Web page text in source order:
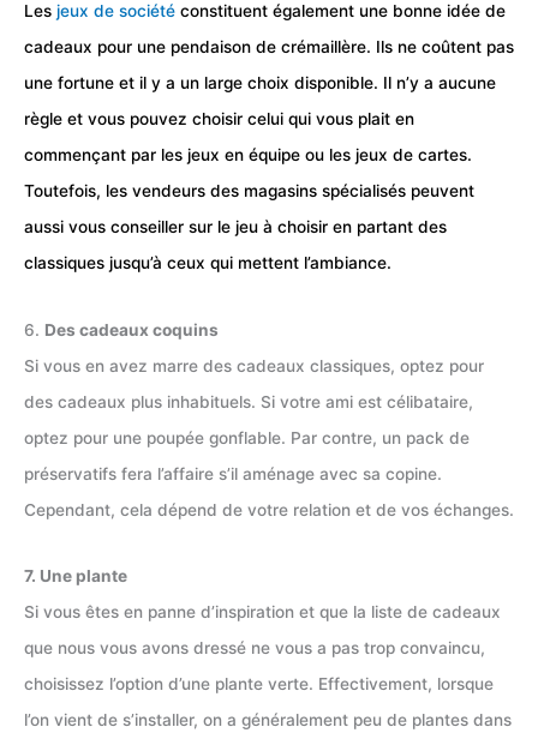
Les jeux de société constituent également une bonne idée de
cadeaux pour une pendaison de crémaillère. Ils ne coûtent pas
une fortune et il y a un large choix disponible. Il n’y a aucune
règle et vous pouvez choisir celui qui vous plait en
commençant par les jeux en équipe ou les jeux de cartes.
Toutefois, les vendeurs des magasins spécialisés peuvent
aussi vous conseiller sur le jeu à choisir en partant des
classiques jusqu’à ceux qui mettent l’ambiance.
6. Des cadeaux coquins
Si vous en avez marre des cadeaux classiques, optez pour
des cadeaux plus inhabituels. Si votre ami est célibataire,
optez pour une poupée gonflable. Par contre, un pack de
préservatifs fera l’affaire s’il aménage avec sa copine.
Cependant, cela dépend de votre relation et de vos échanges.
7. Une plante
Si vous êtes en panne d’inspiration et que la liste de cadeaux
que nous vous avons dressé ne vous a pas trop convaincu,
choisissez l’option d’une plante verte. Effectivement, lorsque
l’on vient de s’installer, on a généralement peu de plantes dans